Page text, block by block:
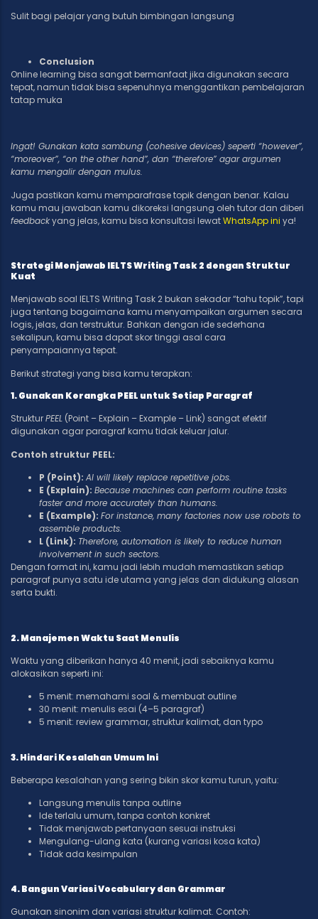
Sulit bagi pelajar yang butuh bimbingan langsung
Conclusion
Online learning bisa sangat bermanfaat jika digunakan secara
tepat, namun tidak bisa sepenuhnya menggantikan pembelajaran
tatap muka
Ingat! Gunakan kata sambung (cohesive devices) seperti “however”,
“moreover”, “on the other hand”, dan “therefore” agar argumen
kamu mengalir dengan mulus.
Juga pastikan kamu memparafrase topik dengan benar. Kalau
kamu mau jawaban kamu dikoreksi langsung oleh tutor dan diberi
feedbackyang jelas, kamu bisa konsultasi lewatWhatsApp ini ya!
Strategi Menjawab IELTS Writing Task 2 dengan Struktur
Kuat
Menjawab soal IELTS Writing Task 2 bukan sekadar “tahu topik”, tapi
juga tentang bagaimana kamu menyampaikan argumen secara
logis, jelas, dan terstruktur. Bahkan dengan ide sederhana
sekalipun, kamu bisa dapat skor tinggi asal cara
penyampaiannya tepat.
Berikut strategi yang bisa kamu terapkan:
1. Gunakan Kerangka PEEL untuk Setiap Paragraf
StrukturPEEL (Point – Explain – Example – Link) sangat efektif
digunakan agar paragraf kamu tidak keluar jalur.
Contoh struktur PEEL:
P (Point): AI will likely replace repetitive jobs.
E (Explain): Because machines can perform routine tasks
faster and more accurately than humans.
E (Example): For instance, many factories now use robots to
assemble products.
L (Link): Therefore, automation is likely to reduce human
involvement in such sectors.
Dengan format ini, kamu jadi lebih mudah memastikan setiap
paragraf punya satu ide utama yang jelas dan didukung alasan
serta bukti.
2. Manajemen Waktu Saat Menulis
Waktu yang diberikan hanya 40 menit, jadi sebaiknya kamu
alokasikan seperti ini:
5 menit: memahami soal & membuat outline
30 menit: menulis esai (4–5 paragraf)
5 menit: review grammar, struktur kalimat, dan typo
3. Hindari Kesalahan Umum Ini
Beberapa kesalahan yang sering bikin skor kamu turun, yaitu:
Langsung menulis tanpa outline
Ide terlalu umum, tanpa contoh konkret
Tidak menjawab pertanyaan sesuai instruksi
Mengulang-ulang kata (kurang variasi kosa kata)
Tidak ada kesimpulan
4. Bangun Variasi Vocabulary dan Grammar
Gunakan sinonim dan variasi struktur kalimat. Contoh: